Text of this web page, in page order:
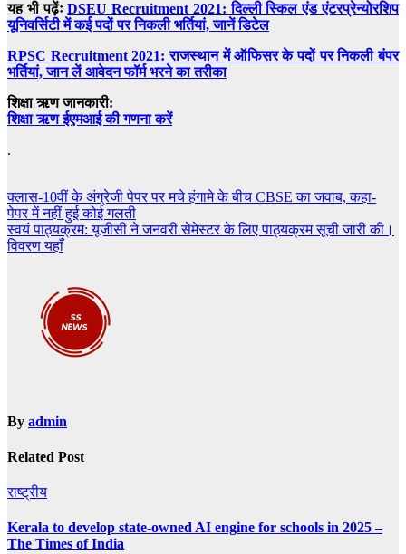
यह भी पढ़ेंःDSEU Recruitment 2021: दिल्ली स्किल एंड एंटरप्रेन्योरशिप
यूनिवर्सिटी में कई पदों पर निकली भर्तियां, जानें डिटेल
RPSC Recruitment 2021: राजस्थान में ऑफिसर के पदों पर निकली बंपर
भर्तियां, जान लें आवेदन फॉर्म भरने का तरीका
शिक्षा ऋण जानकारी:
शिक्षा ऋण ईएमआई की गणना करें
.
Post
navigation
क्लास-10वीं के अंग्रेजी पेपर पर मचे हंगामे के बीच CBSE का जवाब, कहा-
पेपर में नहीं हुई कोई गलती
स्वयं पाठ्यक्रम: यूजीसी ने जनवरी सेमेस्टर के लिए पाठ्यक्रम सूची जारी की।
विवरण यहाँ
By admin
Related Post
राष्ट्रीय
Kerala to develop state-owned AI engine for schools in 2025 –
The Times of India